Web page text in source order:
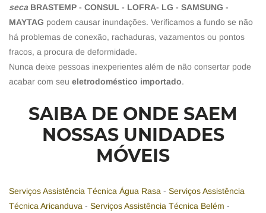
seca BRASTEMP - CONSUL - LOFRA- LG - SAMSUNG -
MAYTAG podem causar inundações. Verificamos a fundo se não
há problemas de conexão, rachaduras, vazamentos ou pontos
fracos, a procura de deformidade.
Nunca deixe pessoas inexperientes além de não consertar pode
acabar com seu eletrodoméstico importado.
SAIBA DE ONDE SAEM
NOSSAS UNIDADES
MÓVEIS
Serviços Assistência Técnica Água Rasa - Serviços Assistência
Técnica Aricanduva - Serviços Assistência Técnica Belém -